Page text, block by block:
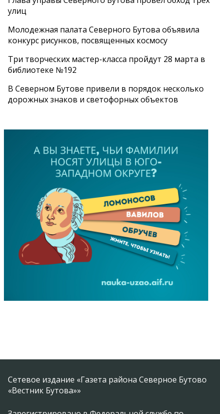
улиц
Молодежная палата Северного Бутова объявила
конкурс рисунков, посвященных космосу
Три творческих мастер-класса пройдут 28 марта в
библиотеке №192
В Северном Бутове привели в порядок несколько
дорожных знаков и светофорных объектов
Сетевое издание «Газета района Северное Бутово
«Вестник Бутова»»